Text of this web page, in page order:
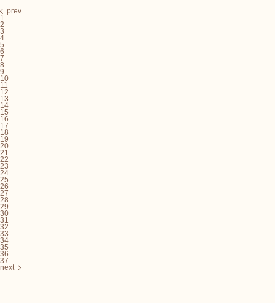
prev
1
2
3
4
5
6
7
8
9
10
11
12
13
14
15
16
17
18
19
20
21
22
23
24
25
26
27
28
29
30
31
32
33
34
35
36
37
next